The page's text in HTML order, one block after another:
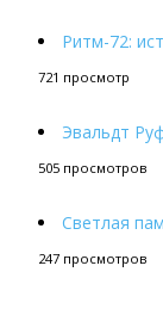
Ритм-72:
721 просмотр
Эвальдт
505 просмотров
Светлая
247 просмотров